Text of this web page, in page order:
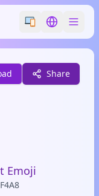
Switch emoji
Switch
Share
Emoji